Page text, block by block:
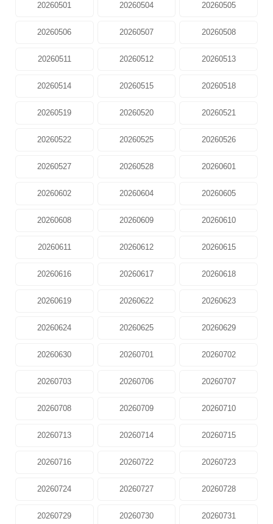
20260501 20260504 20260505
20260506 20260507 20260508
20260511 20260512 20260513
20260514 20260515 20260518
20260519 20260520 20260521
20260522 20260525 20260526
20260527 20260528 20260601
20260602 20260604 20260605
20260608 20260609 20260610
20260611 20260612 20260615
20260616 20260617 20260618
20260619 20260622 20260623
20260624 20260625 20260629
20260630 20260701 20260702
20260703 20260706 20260707
20260708 20260709 20260710
20260713 20260714 20260715
20260716 20260722 20260723
20260724 20260727 20260728
20260729 20260730 20260731